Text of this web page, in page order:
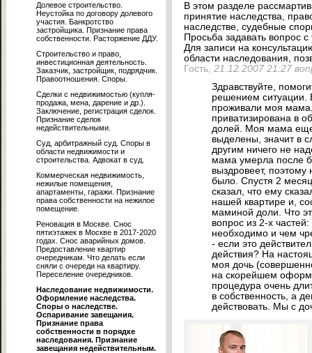
Долевое строительство.
Неустойка по договору долевого
участия. Банкротство
застройщика. Признание права
собственности. Расторжение ДДУ.
Строительство и право,
инвестиционная деятельность.
Заказчик, застройщик, подрядчик.
Правоотношения. Споры.
Сделки с недвижимостью (купля-
продажа, мена, дарение и др.).
Заключение, регистрация сделок.
Признание сделок
недействительными.
Суд, арбитражный суд. Споры в
области недвижимости и
строительства. Адвокат в суд.
Коммерческая недвижимость,
нежилые помещения,
апартаменты, гаражи. Признание
права собственности на нежилое
помещение.
Реновация в Москве. Снос
пятиэтажек в Москве в 2017-2020
годах. Снос аварийных домов.
Предоставление квартир
очередникам. Что делать если
сняли с очереди на квартиру.
Переселение очередников.
Наследование недвижимости.
Оформление наследства.
Споры о наследстве.
Оспаривание завещания.
Признание права
собственности в порядке
наследования. Признание
завещания недействительным.
В этом разделе
принятие наследства,
наследстве, судебные
Просьба задавать вопрос
Для записи на
области наследования,
Гость, 21.12.2007 21:27
Здравствуйте,
решением ситуации.
проживали моя
приватизирована в
долей. Моя мама еще
выделены, значит в
другим ничего не
мама умерла после
выздровеет,
было. Спустя 2
сказал, что ему
нашей квартире и,
маминой доли. Что
вопрос из 2-х
необходимо и чем
- если это
действия? На
моя дочь
на скорейшем
процедура очень
в собственность, а
действовать. Мы с